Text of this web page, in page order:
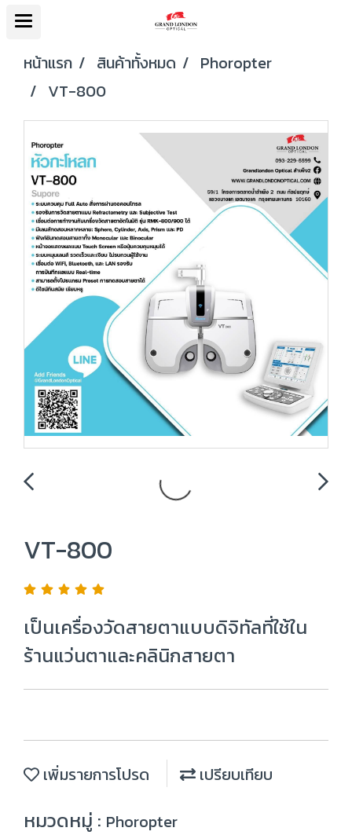
หน้าแรก สินค้าทั้งหมด
Phoropter
VT-800
VT-800
เป็นเครื่องวัดสายตาแบบดิจิทัลที่ใช้ใน
ร้านแว่นตาและคลินิกสายตา
เพิ่มรายการโปรด เปรียบเทียบ
หมวดหมู่ : Phoropter